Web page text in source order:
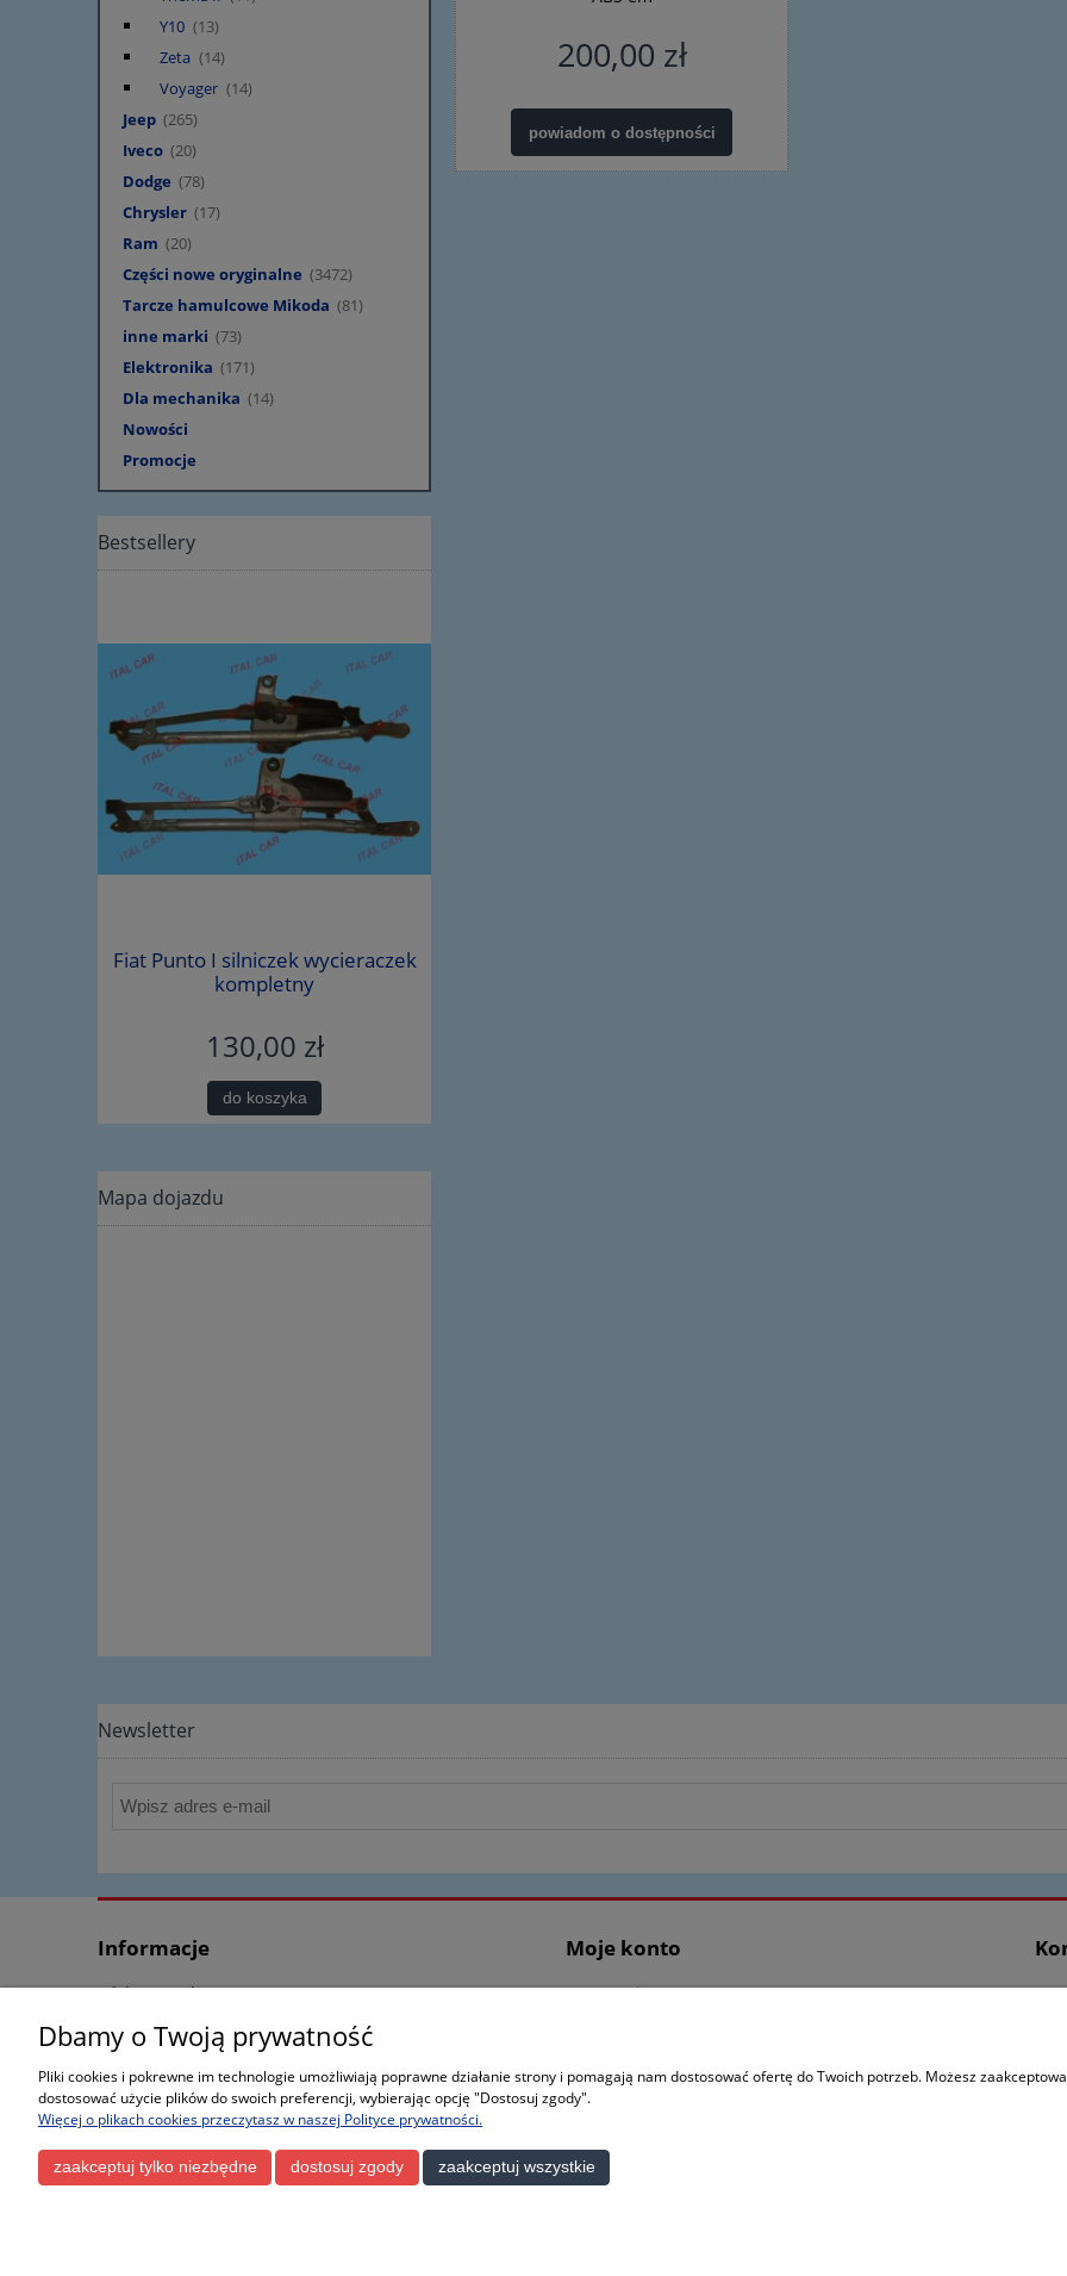
Y10 (13)
Zeta (14)
Voyager (14)
Jeep (265)
Iveco (20)
Dodge (78)
Chrysler (17)
Ram (20)
Części nowe oryginalne (3472)
Tarcze hamulcowe Mikoda (81)
inne marki (73)
Elektronika (171)
Dla mechanika (14)
Nowości
Promocje
Bestsellery
Fiat Punto I silniczek wycieraczek
kompletny
130,00 zł
do koszyka
Mapa dojazdu
200,00 zł
powiadom o dostępności
Newsletter
Informacje
Jak kupować?
Koszt dostawy
Regulamin
Polityka prywatności
Odstąpienie od umowy
formularz zwrotu towaru
Moje konto
Logowanie
Ustawienia konta
Dbamy o Twoją prywatność
Pliki cookies i pokrewne im technologie umożliwiają poprawne działanie strony i pomagają nam dostosować ofertę do Twoich potrzeb. Możesz
dostosować użycie plików do swoich preferencji, wybierając opcję "Dostosuj zgody".
Więcej o plikach cookies przeczytasz w naszej Polityce prywatności.
zaakceptuj tylko niezbędne dostosuj zgody zaakceptuj wszystkie